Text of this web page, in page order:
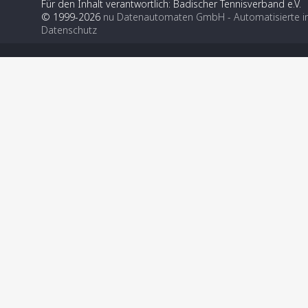
Für den Inhalt verantwortlich: Badischer Tennisverband e.V.
© 1999-2026 nu Datenautomaten GmbH - Automatisierte
Datenschutz